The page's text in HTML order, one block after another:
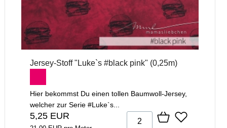
Jersey-Stoff "Luke`s #black pink" (0,25m)
Hier bekommst Du einen tollen Baumwoll-Jersey,
welcher zur Serie #Luke`s...
5,25 EUR